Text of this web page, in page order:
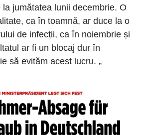
jumătatea lunii decembrie. O
ca în toamnă, ar duce la o
de infecții, ca în noiembrie și
ar fi un blocaj dur în
să evităm acest lucru. „